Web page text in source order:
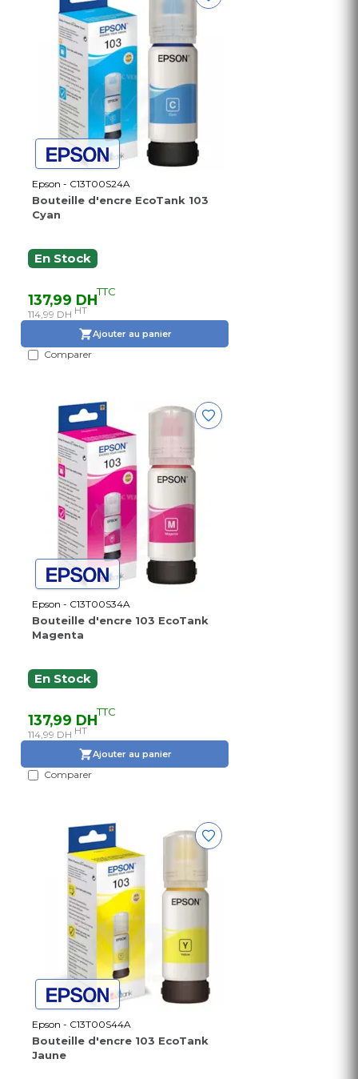
Epson - C13T00S24A
Bouteille d'encre EcoTank 103
Cyan
En Stock
137,99 DHTTC
114,99 DH HT
Ajouter au panier
Comparer
Epson - C13T00S34A
Bouteille d'encre 103 EcoTank
Magenta
En Stock
137,99 DHTTC
114,99 DH HT
Ajouter au panier
Comparer
Epson - C13T00S44A
Bouteille d'encre 103 EcoTank
Jaune